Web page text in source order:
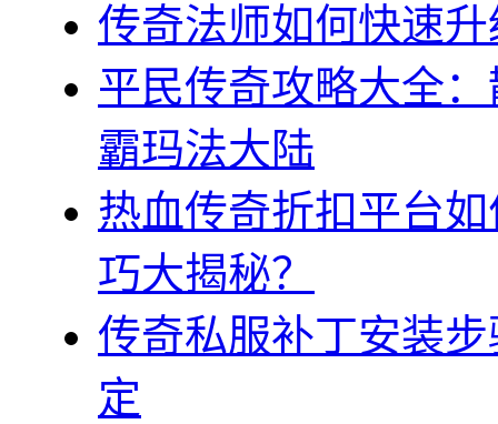
传奇法师如何快速
平民传奇攻略大全
霸玛法大陆
热血传奇折扣平台
巧大揭秘？
传奇私服补丁安装
定